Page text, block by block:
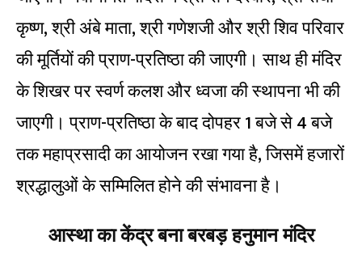
कृष्ण, श्री अंबे माता, श्री गणेशजी और श्री शिव परिवार
की मूर्तियों की प्राण-प्रतिष्ठा की जाएगी। साथ ही मंदिर
के शिखर पर स्वर्ण कलश और ध्वजा की स्थापना भी की
जाएगी। प्राण-प्रतिष्ठा के बाद दोपहर 1 बजे से 4 बजे
तक महाप्रसादी का आयोजन रखा गया है, जिसमें हजारों
श्रद्धालुओं के सम्मिलित होने की संभावना है।
आस्था का केंद्र बना बरबड़ हनुमान मंदिर